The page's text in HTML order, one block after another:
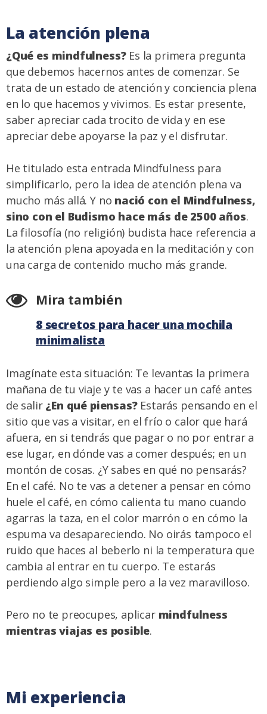
La atención plena
¿Qué es mindfulness?Es la primera pregunta
que debemos hacernos antes de comenzar. Se
trata de un estado de atención y conciencia plena
en lo que hacemos y vivimos. Es estar presente,
saber apreciar cada trocito de vida y en ese
apreciar debe apoyarse la paz y el disfrutar.
He titulado esta entrada Mindfulness para
simplificarlo, pero la idea de atención plena va
mucho más allá. Y no nació con el Mindfulness,
sino con el Budismo hace más de 2500 años.
La filosofía (no religión) budista hace referencia a
la atención plena apoyada en la meditación y con
una carga de contenido mucho más grande.
Mira también
8 secretos para hacer una mochila
minimalista
Imagínate esta situación: Te levantas la primera
mañana de tu viaje y te vas a hacer un café antes
de salir ¿En qué piensas?Estarás pensando en el
sitio que vas a visitar, en el frío o calor que hará
afuera, en si tendrás que pagar o no por entrar a
ese lugar, en dónde vas a comer después; en un
montón de cosas. ¿Y sabes en qué no pensarás?
En el café. No te vas a detener a pensar en cómo
huele el café, en cómo calienta tu mano cuando
agarras la taza, en el color marrón o en cómo la
espuma va desapareciendo. No oirás tampoco el
ruido que haces al beberlo ni la temperatura que
cambia al entrar en tu cuerpo. Te estarás
perdiendo algo simple pero a la vez maravilloso.
Pero no te preocupes, aplicar mindfulness
mientras viajas es posible.
Mi experiencia